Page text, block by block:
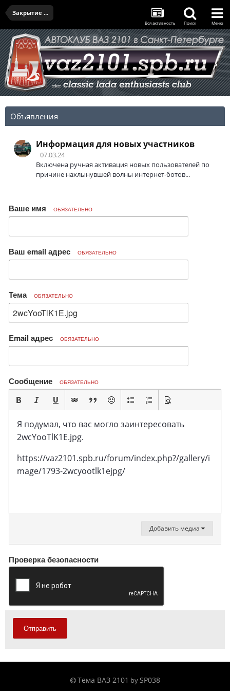
Закрытие летнего сезона 2022 - 22.10.2022
Вся активность Поиск Меню
Объявления
Информация для новых участников
07.03.24
Включена ручная активация новых пользователей по
причине нахлынувшей волны интернет-ботов...
Ваше имя ОБЯЗАТЕЛЬНО
Ваш email адрес ОБЯЗАТЕЛЬНО
Тема ОБЯЗАТЕЛЬНО
Email адрес ОБЯЗАТЕЛЬНО
Сообщение ОБЯЗАТЕЛЬНО
Я подумал, что вас могло заинтересовать
2wcYooTlK1E.jpg.
https://vaz2101.spb.ru/forum/index.php?/gallery/i
mage/1793-2wcyootlk1ejpg/
Добавить медиа
Проверка безопасности
Отправить
Тема ВАЗ 2101 by SP038